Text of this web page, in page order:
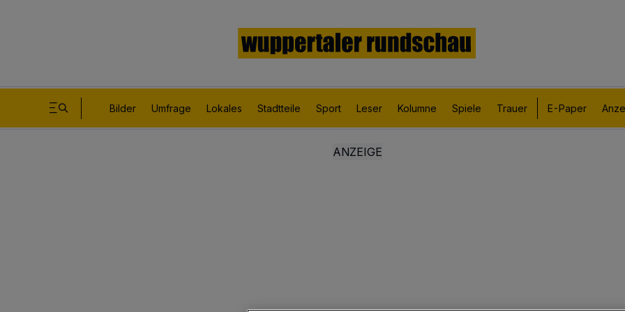
Bilder Umfrage Lokales Stadtteile Sport Leser Kolumne Spiele Trauer E-Paper